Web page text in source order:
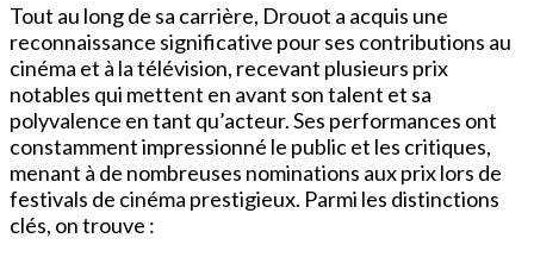
Tout au long de sa carrière, Drouot a acquis une
reconnaissance significative pour ses contributions au
cinéma et à la télévision, recevant plusieurs prix
notables qui mettent en avant son talent et sa
polyvalence en tant qu’acteur. Ses performances ont
constamment impressionné le public et les critiques,
menant à de nombreuses nominations aux prix lors de
festivals de cinéma prestigieux. Parmi les distinctions
clés, on trouve :